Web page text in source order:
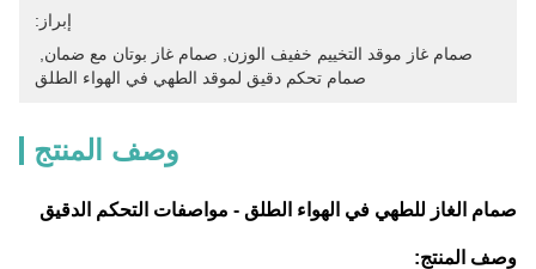
إبراز:
صمام غاز موقد التخييم خفيف الوزن
صمام غاز بوتان مع ضمان
صمام تحكم دقيق لموقد الطهي في الهواء الطلق
وصف المنتج
صمام الغاز للطهي في الهواء الطلق - مواصفات التحكم الدقيق
وصف المنتج: